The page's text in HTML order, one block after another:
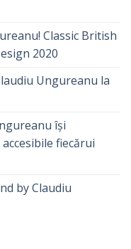
Classic British
2020
Ungureanu la
își
fiecărui
by Claudiu